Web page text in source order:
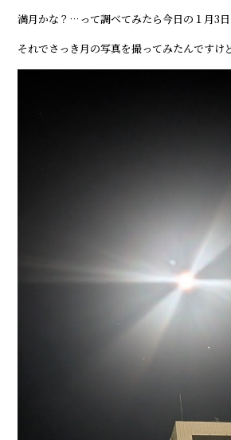
満月かな？…って調べてみたら今日の１月3日
それでさっき月の写真を撮ってみたんですけ